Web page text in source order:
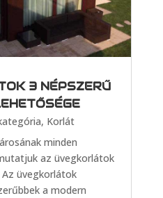
3 NÉPSZERŰ
, Korlát
minden
az üvegkorlátok
üvegkorlátok
a modern